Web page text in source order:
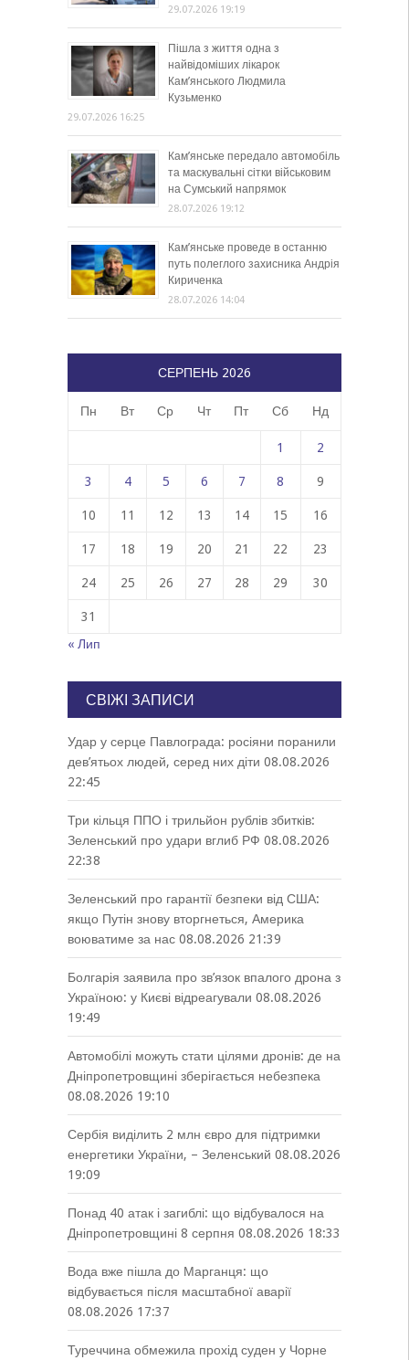
29.07.2026 19:19
Пішла з життя одна з
найвідоміших лікарок
Кам’янського Людмила
Кузьменко
29.07.2026 16:25
Кам’янське передало автомобіль
та маскувальні сітки військовим
на Сумський напрямок
28.07.2026 19:12
Кам’янське проведе в останню
путь полеглого захисника Андрія
Кириченка
28.07.2026 14:04
СЕРПЕНЬ 2026
Пн Вт Ср Чт Пт Сб Нд
1 2
3 4 5 6 7 8 9
10 11 12 13 14 15 16
17 18 19 20 21 22 23
24 25 26 27 28 29 30
31
« Лип
СВІЖІ ЗАПИСИ
Удар у серце Павлограда: росіяни поранили
дев’ятьох людей, серед них діти 08.08.2026
22:45
Три кільця ППО і трильйон рублів збитків:
Зеленський про удари вглиб РФ 08.08.2026
22:38
Зеленський про гарантії безпеки від США:
якщо Путін знову вторгнеться, Америка
воюватиме за нас 08.08.2026 21:39
Болгарія заявила про зв’язок впалого дрона з
Україною: у Києві відреагували 08.08.2026
19:49
Автомобілі можуть стати цілями дронів: де на
Дніпропетровщині зберігається небезпека
08.08.2026 19:10
Сербія виділить 2 млн євро для підтримки
енергетики України, – Зеленський 08.08.2026
19:09
Понад 40 атак і загиблі: що відбувалося на
Дніпропетровщині 8 серпня 08.08.2026 18:33
Вода вже пішла до Марганця: що
відбувається після масштабної аварії
08.08.2026 17:37
Туреччина обмежила прохід суден у Чорне